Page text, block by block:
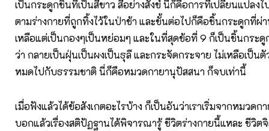
เป็นกระดูกชิ้นที่เป็นสีขาว สีอย่างสังข์ นี่ก็คือการที่เปลี่ยนแปลงไ
ตามร่างกายที่ถูกทิ้งไว้ในป่าช้า และขั้นต่อไปก็คือชิ้นกระดูกที่ผ่า
เหลือแต่เป็นกองๆเป็นหย่อมๆ และในที่สุดข้อที่ 9 ก็เป็นชิ้นกระ
ว่า กลายเป็นฝุ่นเป็นผงเป็นธุลี และกระจัดกระจาย ไม่เหลือเป็น
หมดไปกับธรรมชาติ นี่ก็คือหมวดกายานุปัสสนา ก็จบเท่านี้
เมื่อฟังแล้วได้ข้อสังเกตอะไรบ้าง ก็เป็นอันว่าเราเริ่มจากหมวดก
บอกแล้วเรื่องสติปัฏฐานได้พิจารณารู้ ชีวิตร่างกายนี้แหละ ชีวิต